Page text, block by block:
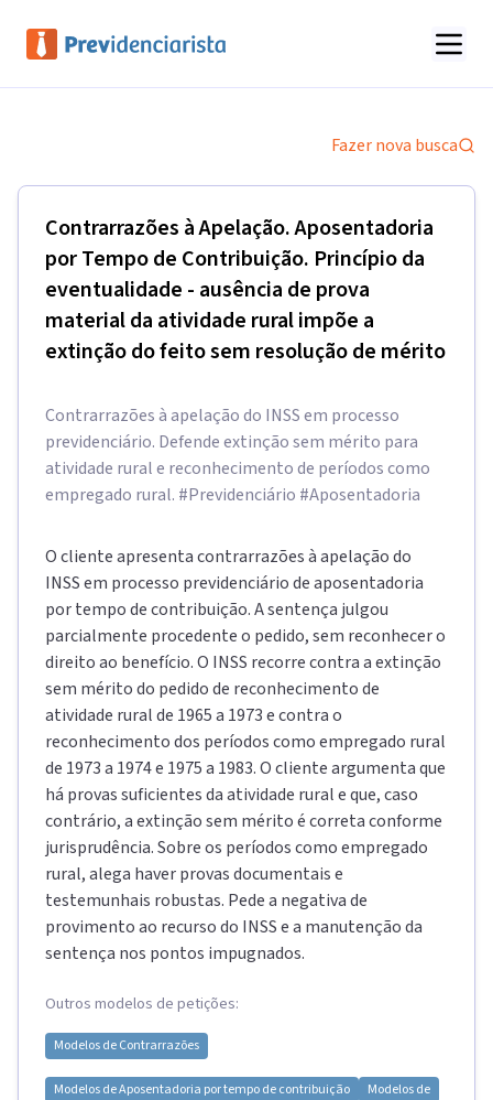
Fazer nova busca
Contrarrazões à Apelação. Aposentadoria
por Tempo de Contribuição. Princípio da
eventualidade - ausência de prova
material da atividade rural impõe a
extinção do feito sem resolução de mérito
Contrarrazões à apelação do INSS em processo
previdenciário. Defende extinção sem mérito para
atividade rural e reconhecimento de períodos como
empregado rural. #Previdenciário #Aposentadoria
O cliente apresenta contrarrazões à apelação do
INSS em processo previdenciário de aposentadoria
por tempo de contribuição. A sentença julgou
parcialmente procedente o pedido, sem reconhecer o
direito ao benefício. O INSS recorre contra a extinção
sem mérito do pedido de reconhecimento de
atividade rural de 1965 a 1973 e contra o
reconhecimento dos períodos como empregado rural
de 1973 a 1974 e 1975 a 1983. O cliente argumenta que
há provas suficientes da atividade rural e que, caso
contrário, a extinção sem mérito é correta conforme
jurisprudência. Sobre os períodos como empregado
rural, alega haver provas documentais e
testemunhais robustas. Pede a negativa de
provimento ao recurso do INSS e a manutenção da
sentença nos pontos impugnados.
Outros modelos de petições:
Modelos deContrarrazões
Modelos deAposentadoria por tempo de contribuição Modelos de